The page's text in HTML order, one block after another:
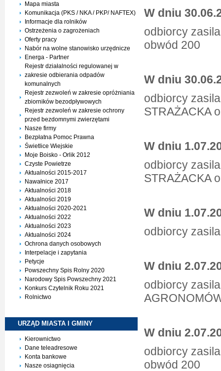
Mapa miasta
Komunikacja (PKS / NKA / PKP/ NAFTEX)
Informacje dla rolników
Ostrzeżenia o zagrożeniach
Oferty pracy
Nabór na wolne stanowisko urzędnicze
Energa - Partner
Rejestr działalności regulowanej w
zakresie odbierania odpadów
komunalnych
Rejestr zezwoleń w zakresie opróżniania
zbiorników bezodpływowych
Rejestr zezwoleń w zakresie ochrony
przed bezdomnymi zwierzętami
Nasze firmy
Bezpłatna Pomoc Prawna
Świetlice Wiejskie
Moje Boisko - Orlik 2012
Czyste Powietrze
Aktualności 2015-2017
Nawałnice 2017
Aktualności 2018
Aktualności 2019
Aktualności 2020-2021
Aktualności 2022
Aktualności 2023
Aktualności 2024
Ochrona danych osobowych
Interpelacje i zapytania
Petycje
Powszechny Spis Rolny 2020
Narodowy Spis Powszechny 2021
Konkurs Czytelnik Roku 2021
Rolnictwo
URZĄD MIASTA I GMINY
Kierownictwo
Dane teleadresowe
Konta bankowe
Nasze osiagnięcia
W dniu
odbiorcy
obwód 200
W dniu
odbiorcy
STRAŻACKA
W dniu
odbiorcy
STRAŻACKA
W dniu
odbiorcy
W dniu
odbiorcy
W dniu
odbiorcy
obwód 200